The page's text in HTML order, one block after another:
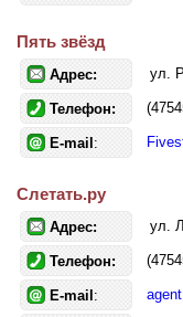
Пять звёзд
Адрес: ул.
Телефон:
E-mail :
Слетать.ру
Адрес: ул.
Телефон:
E-mail :